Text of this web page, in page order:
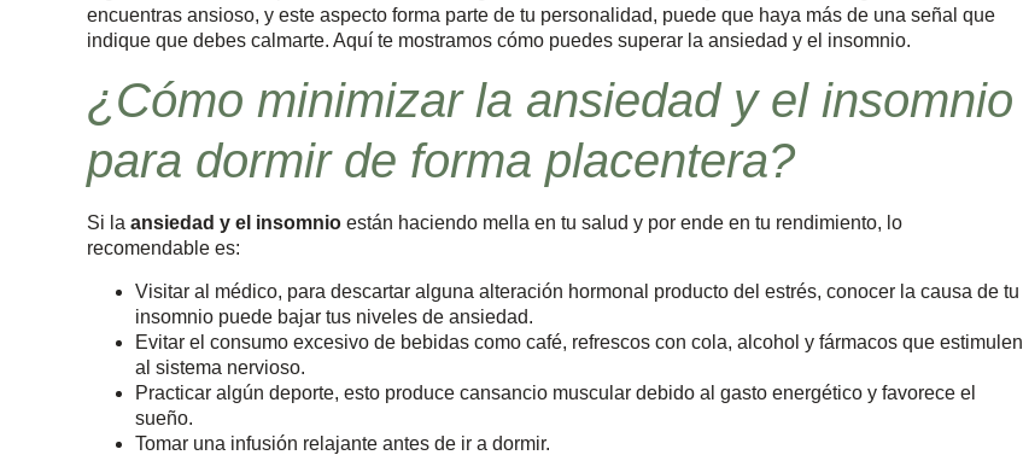
encuentras ansioso, y este aspecto forma parte de tu personalidad, puede que haya más de una señal que
indique que debes calmarte. Aquí te mostramos cómo puedes superar la ansiedad y el insomnio.
¿Cómo minimizar la ansiedad y el insomnio
para dormir de forma placentera?
Si la ansiedad y el insomnio están haciendo mella en tu salud y por ende en tu rendimiento, lo
recomendable es:
Visitar al médico, para descartar alguna alteración hormonal producto del estrés, conocer la causa de tu
insomnio puede bajar tus niveles de ansiedad.
Evitar el consumo excesivo de bebidas como café, refrescos con cola, alcohol y fármacos que estimulen
al sistema nervioso.
Practicar algún deporte, esto produce cansancio muscular debido al gasto energético y favorece el
sueño.
Tomar una infusión relajante antes de ir a dormir.